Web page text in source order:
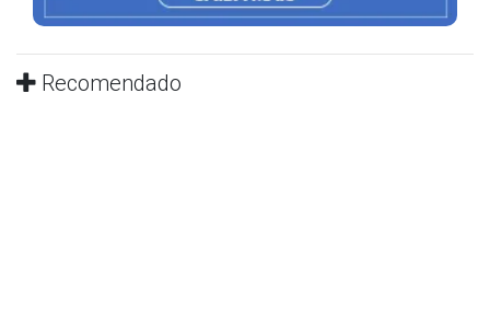
Recomendado